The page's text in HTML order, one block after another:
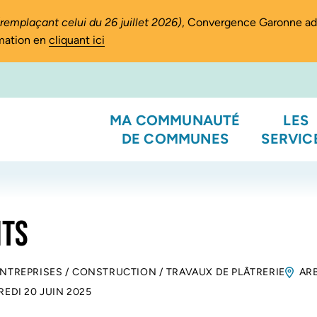
celui du 26 juillet 2026), Convergence Garonne
en cliquant ici
MA COMMUNAUTÉ
DE COMMUNES
LES
/ CONSTRUCTION / TRAVAUX DE PLÂTRERIE
20 JUIN 2025